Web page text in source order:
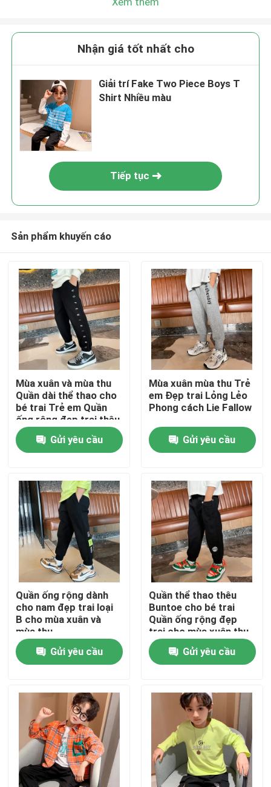
Nhà
Địa chỉ liên hệ
Sản phẩm
Thời Trang Quần Áo Trẻ Em
quần áo bé gái
Quần áo nam tuổi teen
Bộ quần áo trẻ em
Áo khoác trẻ em ấm áp
quần trẻ em
Nhận giá tốt nhất cho
Giải trí Fake Two Piece Boys T
Shirt Nhiều màu
Tiếp tục
Sản phẩm khuyến cáo
Mùa xuân và mùa thu
Quần dài thể thao cho
bé trai Trẻ em Quần
ống rộng đẹp trai thêu
Gửi yêu cầu
Mùa xuân mùa thu Trẻ
em Đẹp trai Lỏng Lẻo
Phong cách Lie Fallow
Gửi yêu cầu
Quần ống rộng dành
cho nam đẹp trai loại
B cho mùa xuân và
mùa thu
Gửi yêu cầu
Quần thể thao thêu
Buntoe cho bé trai
Quần ống rộng đẹp
trai cho mùa xuân thu
Gửi yêu cầu